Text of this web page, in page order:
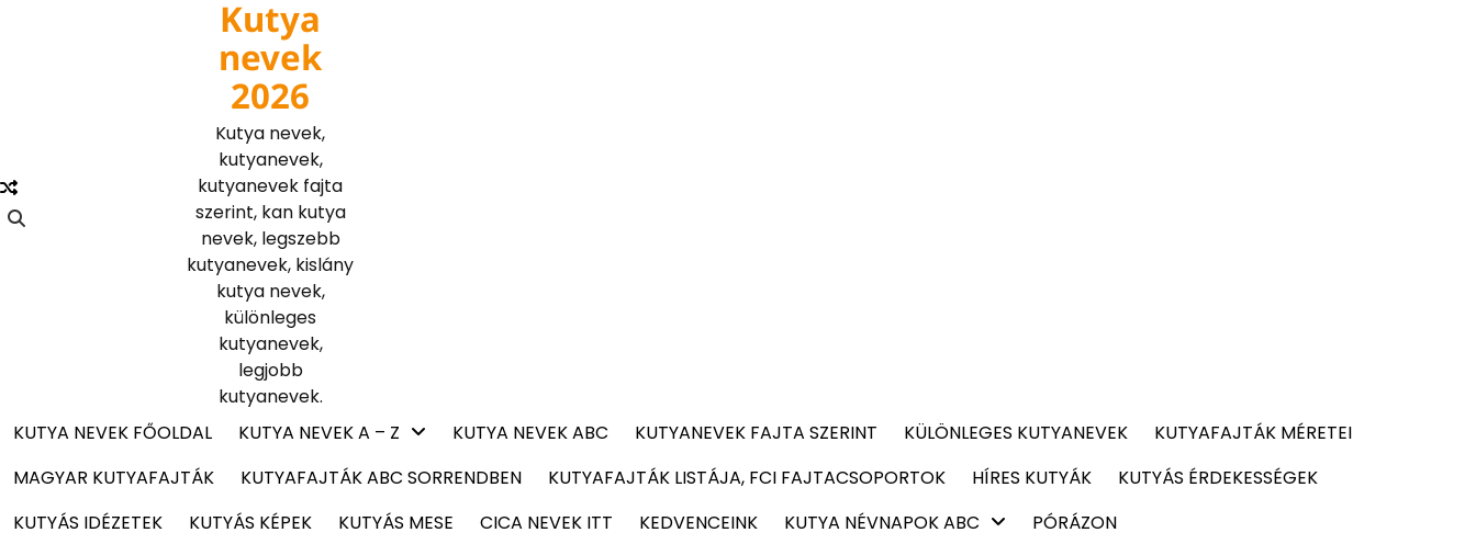
Kutya
nevek
2026
Kutya nevek,
kutyanevek,
kutyanevek fajta
szerint, kan kutya
nevek, legszebb
kutyanevek, kislány
kutya nevek,
különleges
kutyanevek,
legjobb
kutyanevek.
KUTYA NEVEK FŐOLDAL
KUTYA NEVEK A – Z KUTYA NEVEK ABC KUTYANEVEK FAJTA SZERINT KÜLÖNLEGES KUTYANEVEK
KUTYAFAJTÁK MÉRETEI
MAGYAR KUTYAFAJTÁK
KUTYAFAJTÁK ABC SORRENDBEN KUTYAFAJTÁK LISTÁJA, FCI FAJTACSOPORTOK HÍRES KUTYÁK
KUTYÁS ÉRDEKESSÉGEK
KUTYÁS IDÉZETEK
KUTYÁS KÉPEK KUTYÁS MESE CICA NEVEK ITT KEDVENCEINK KUTYA NÉVNAPOK ABC PÓRÁZON